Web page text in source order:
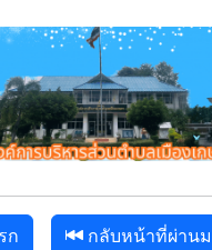
ก กลับหน้าที่ผ่าน